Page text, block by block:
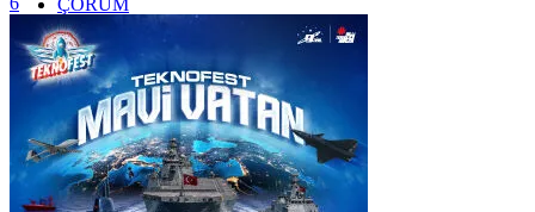
ÇORUM
İSTANBUL
İZMİR
ŞANLIURFA
ŞIRNAK